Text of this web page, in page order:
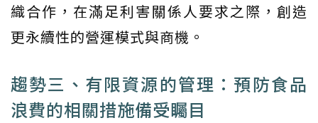
織合作，在滿足利害關係人要求之際，創造
更永續性的營運模式與商機。
趨勢三、有限資源的管理：預防食品
浪費的相關措施備受矚目